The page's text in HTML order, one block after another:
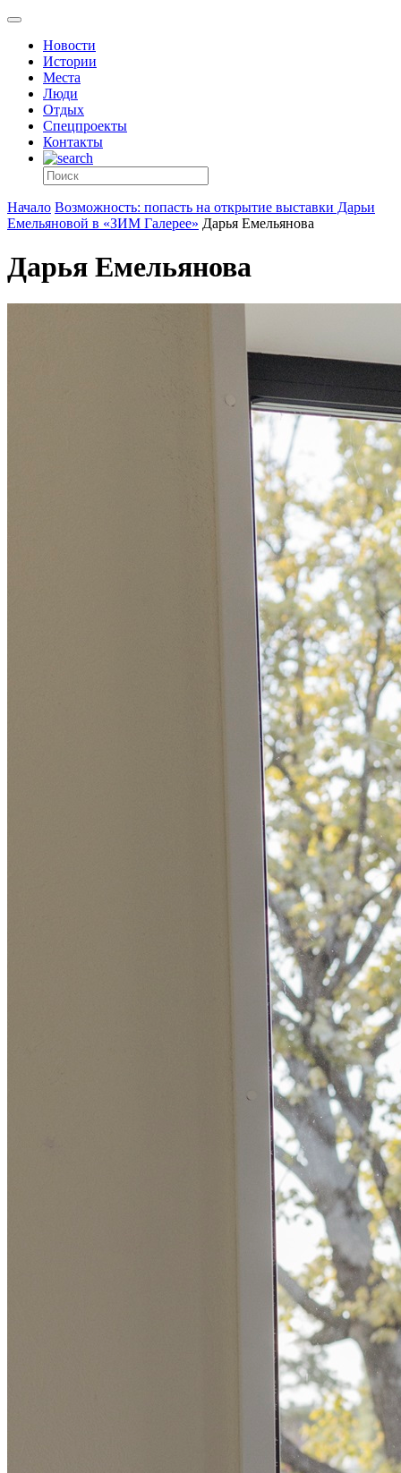
Новости
Истории
Места
Люди
Отдых
Спецпроекты
Контакты
Начало Возможность: попасть на открытие выставки Дарьи
Емельяновой в «ЗИМ Галерее» Дарья Емельянова
Дарья Емельянова